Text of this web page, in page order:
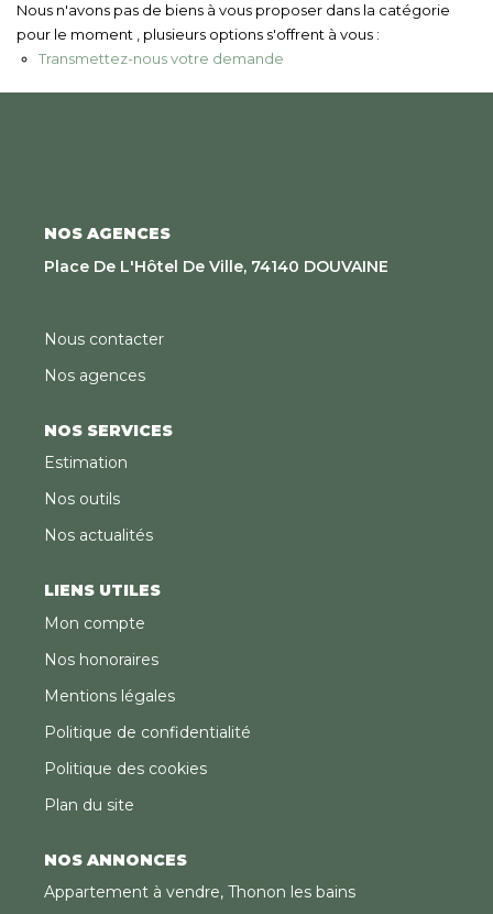
CONTACT
EN
Nous n'avons pas de biens à vous proposer dans la catégorie
pour le moment , plusieurs options s'offrent à vous :
Transmettez-nous votre demande
NOS AGENCES
Place De L'Hôtel De Ville, 74140 DOUVAINE
Nous contacter
Nos agences
NOS SERVICES
Estimation
Nos outils
Nos actualités
LIENS UTILES
Mon compte
Nos honoraires
Mentions légales
Politique de confidentialité
Politique des cookies
Plan du site
NOS ANNONCES
Appartement à vendre, Thonon les bains